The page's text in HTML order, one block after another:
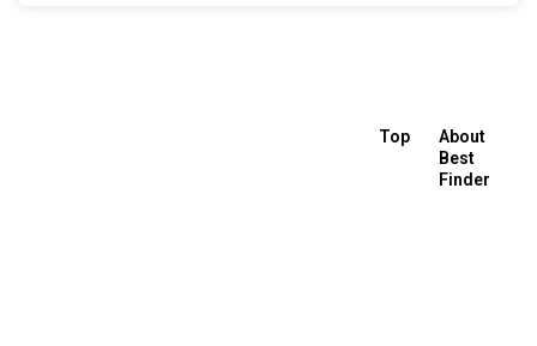
Top
About
Best
Finder